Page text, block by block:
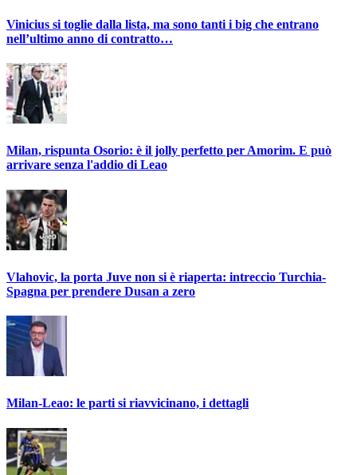
Vinicius si toglie dalla lista, ma sono tanti i big che entrano
nell’ultimo anno di contratto…
Milan, rispunta Osorio: è il jolly perfetto per Amorim. E può
arrivare senza l'addio di Leao
Vlahovic, la porta Juve non si è riaperta: intreccio Turchia-
Spagna per prendere Dusan a zero
Milan-Leao: le parti si riavvicinano, i dettagli